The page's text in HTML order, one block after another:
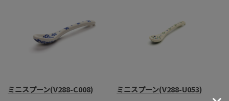
ミニスプーン(V288-C008) ミニスプーン(V288-U053)